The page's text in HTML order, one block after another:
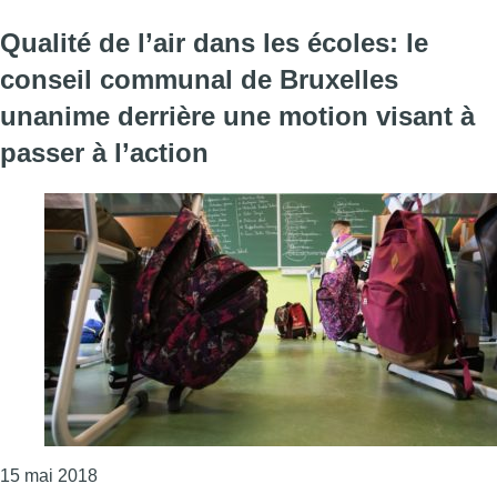
Qualité de l’air dans les écoles: le
conseil communal de Bruxelles
unanime derrière une motion visant à
passer à l’action
15 mai 2018Consulter l'article "Qualité de l’air dans les